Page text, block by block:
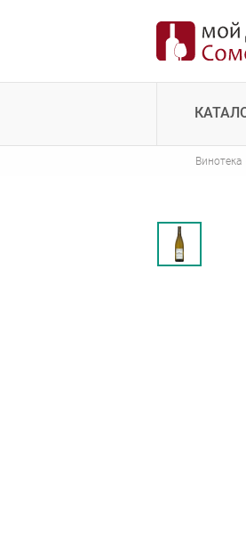
Винотека